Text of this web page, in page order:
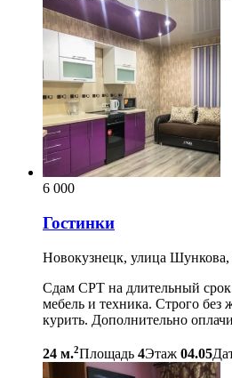
6 000
Гостинки
Новокузнецк, улица Шункова,
Сдам СРТ на длительный
мебель и техника. Строго без
курить. Дополнительно
24 м.2Площадь 4Этаж 04.05